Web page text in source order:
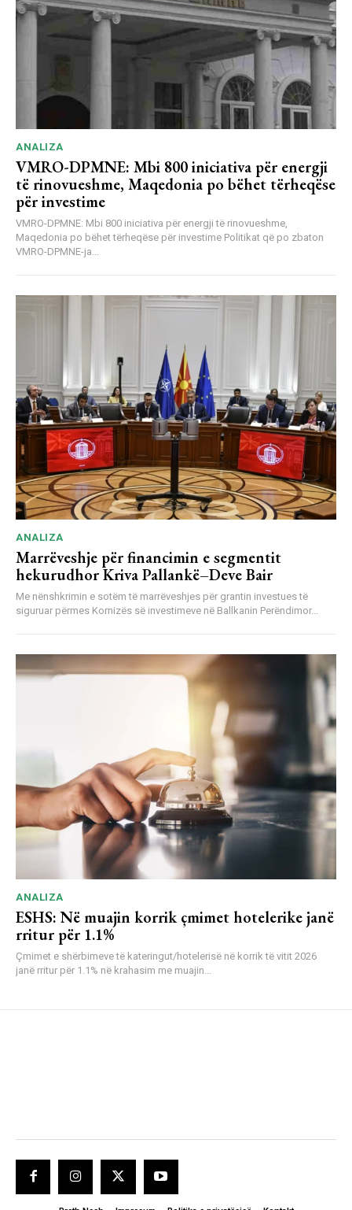
ANALIZA
VMRO-DPMNE: Mbi 800 iniciativa për energji
të rinovueshme, Maqedonia po bëhet tërheqëse
për investime
VMRO-DPMNE: Mbi 800 iniciativa për energji të rinovueshme,
Maqedonia po bëhet tërheqëse për investime Politikat që po zbaton
VMRO-DPMNE-ja...
ANALIZA
Marrëveshje për financimin e segmentit
hekurudhor Kriva Pallankë–Deve Bair
Me nënshkrimin e sotëm të marrëveshjes për grantin investues të
siguruar përmes Kornizës së investimeve në Ballkanin Perëndimor...
ANALIZA
ESHS: Në muajin korrik çmimet hotelerike janë
rritur për 1.1%
Çmimet e shërbimeve të kateringut/hotelerisë në korrik të vitit 2026
janë rritur për 1.1% në krahasim me muajin...